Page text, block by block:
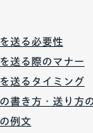
送る必要性
送る際のマナー
送るタイミング
書き方・送り方
例文